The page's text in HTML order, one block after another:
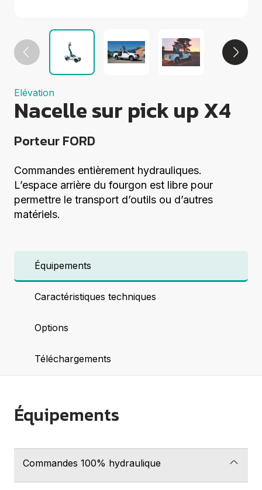
Elévation
Coupe
Centrales à
béton
Démolition
Voir tout
Elévation
Nacelle sur pick up X4
Porteur FORD
Commandes entièrement hydrauliques.
L’espace arrière du fourgon est libre pour
permettre le transport d’outils ou d’autres
matériels.
Équipements
Caractéristiques techniques
Options
Téléchargements
Équipements
Commandes 100% hydraulique